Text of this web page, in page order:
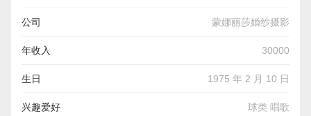
公司 蒙娜丽莎婚纱摄影
年收入 30000
生日 1975 年 2 月 10 日
兴趣爱好 球类 唱歌